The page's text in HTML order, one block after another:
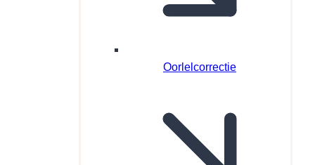
Oorlelcorrectie